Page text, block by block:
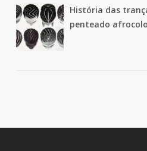
História das
penteado